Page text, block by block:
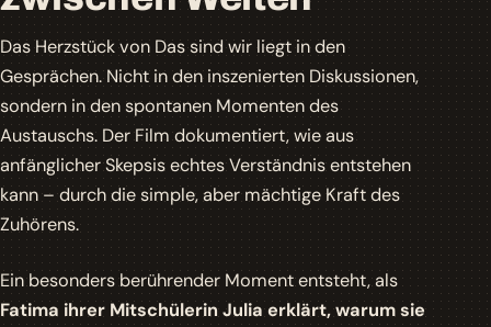
Das Herzstück von Das sind wirliegt in den
Gesprächen. Nicht in den inszenierten Diskussionen,
sondern in den spontanen Momenten des
Austauschs. Der Film dokumentiert, wie aus
anfänglicher Skepsis echtes Verständnis entstehen
kann – durch die simple, aber mächtige Kraft des
Zuhörens.
Ein besonders berührender Moment entsteht, als
Fatima ihrer Mitschülerin Julia erklärt, warum sie